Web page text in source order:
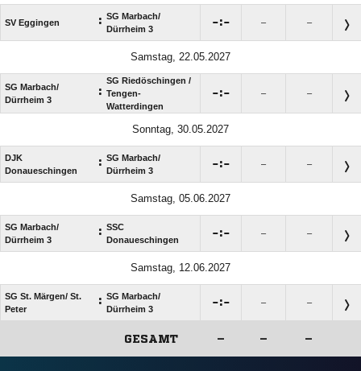
SV Eggingen : SG Marbach/​
Dürrheim 3
: – –
Samstag, 22.05.2027
SG Marbach/​
Dürrheim 3
:
SG Riedöschingen /​
Tengen-
Watterdingen
: – –
Sonntag, 30.05.2027
DJK
Donaueschingen
: SG Marbach/​
Dürrheim 3
: – –
Samstag, 05.06.2027
SG Marbach/​
Dürrheim 3
: SSC
Donaueschingen
: – –
Samstag, 12.06.2027
SG St. Märgen/​ St.
Peter
: SG Marbach/​
Dürrheim 3
: – –
GESAMT – – –